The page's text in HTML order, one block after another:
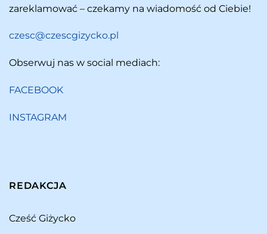
zareklamować – czekamy na wiadomość od Ciebie!
czesc@czescgizycko.pl
Obserwuj nas w social mediach:
FACEBOOK
INSTAGRAM
REDAKCJA
Cześć Giżycko